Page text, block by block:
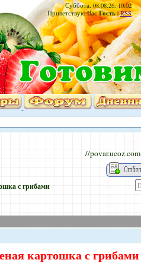
Суббота, 08.08.26, 10:02
Приветствую Вас Гость|RSS
//povar.ucoz.com
с грибами
картошка с грибами